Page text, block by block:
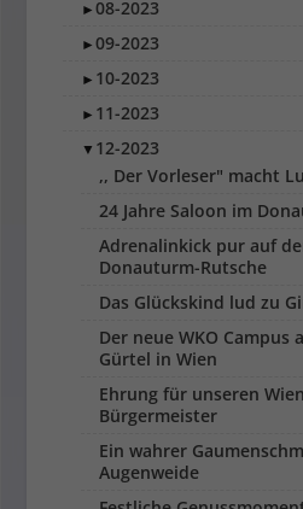
►08-2023
►09-2023
► 10-2023
► 11-2023
▼ 12-2023
,, Der Vorleser" macht
24 Jahre Saloon im
Adrenalinkick pur auf
Donauturm-Rutsche
Das Glückskind lud zu
Der neue WKO Campus
Gürtel in Wien
Ehrung für unseren
Bürgermeister
Ein wahrer
Augenweide